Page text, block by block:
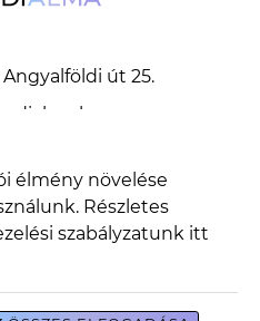
út 25.
élmény növelése
Részletes
szabályzatunk itt